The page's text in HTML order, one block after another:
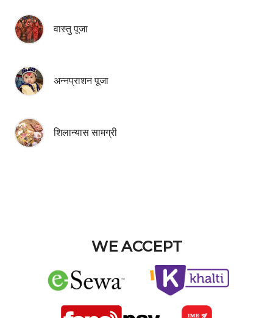
वास्तु पूजा
अन्नप्राशन पूजा
शिलान्यास सामग्री
WE ACCEPT